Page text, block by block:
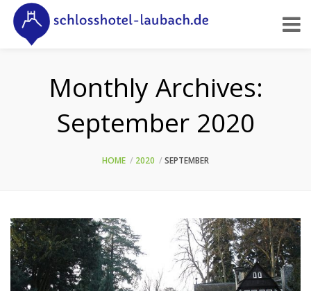
Monthly Archives:
September 2020
HOME 2020 SEPTEMBER